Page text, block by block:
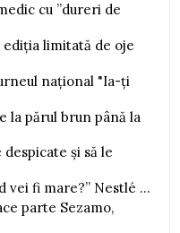
cu ”dureri de
ediția limitată de oje
național "Ia-ți
la părul brun până la
și să le
vei fi mare?” Nestlé ...
parte Sezamo,